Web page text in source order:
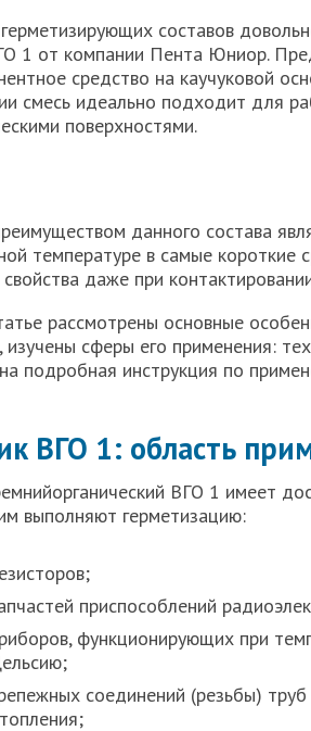
составов
1 от компании Пента Юниор.
средство на каучуковой
смесь идеально подходит для
поверхностями.
данного состава
температуре в самые короткие
даже при
рассмотрены основные
изучены сферы его применения:
подробная инструкция по
ВГО 1: область
ВГО 1 имеет
выполняют герметизацию:
приспособлений
функционирующих при
соединений (резьбы)